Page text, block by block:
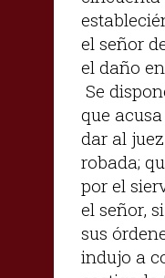
el señor
el daño
Se
que
dar al
robada;
por el
el señor,
sus
indujo a